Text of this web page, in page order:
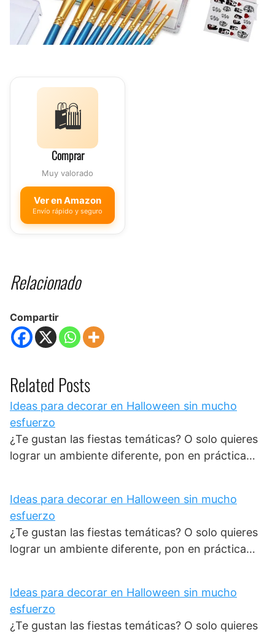
🛍️
Comprar
Muy valorado
Ver en Amazon
Envío rápido y seguro
Relacionado
Compartir
Related Posts
Ideas para decorar en Halloween sin mucho
esfuerzo
¿Te gustan las fiestas temáticas? O solo quieres
lograr un ambiente diferente, pon en práctica…
Ideas para decorar en Halloween sin mucho
esfuerzo
¿Te gustan las fiestas temáticas? O solo quieres
lograr un ambiente diferente, pon en práctica…
Ideas para decorar en Halloween sin mucho
esfuerzo
¿Te gustan las fiestas temáticas? O solo quieres